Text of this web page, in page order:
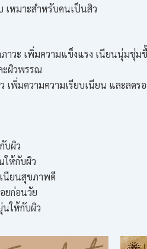
เหมาะสำหรับคนเป็นสิว
าวะ เพิ่มความแข็งแรง เนียนนุ่มชุ่ม
ะผิวพรรณ
เพิ่มความความเรียบเนียน และลด
บผิว
ให้กับผิว
นียนสุขภาพดี
ยก่อนวัย
ให้กับผิว